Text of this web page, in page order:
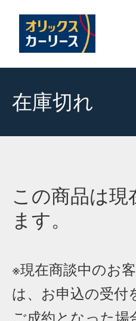
在庫切れ
この商品は
ます。
※現在商談中のお
は、お申込の受付
ご成約となった場